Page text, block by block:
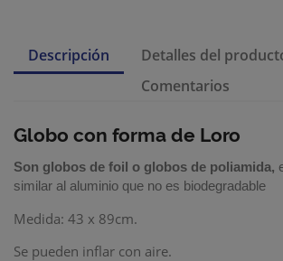
Descripción
Detalles del
Comentarios
Globo con forma de Loro
Son globos de foil o globos de poliamida,
similar al aluminio que no es biodegradable
Medida: 43 x 89cm.
Se pueden inflar con aire.